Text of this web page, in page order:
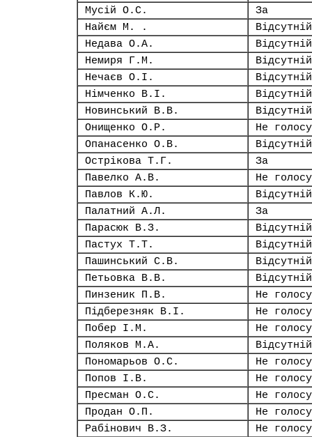
Мусій О.С.
За
Найєм М. .
Відсутній
Недава О.А.
Відсутній
Немиря Г.М.
Відсутній
Нечаєв О.І.
Відсутній
Німченко В.І.
Відсутній
Новинський В.В.
Відсутній
Онищенко О.Р.
Не
Опанасенко О.В.
Відсутній
Острікова Т.Г.
За
Павелко А.В.
Не
Павлов К.Ю.
Відсутній
Палатний А.Л.
За
Парасюк В.З.
Відсутній
Пастух Т.Т.
Відсутній
Пашинський С.В.
Відсутній
Петьовка В.В.
Відсутній
Пинзеник П.В.
Не
Підберезняк В.І.
Не
Побер І.М.
Не
Поляков М.А.
Відсутній
Пономарьов О.С.
Не
Попов І.В.
Не
Пресман О.С.
Не
Продан О.П.
Не
Рабінович В.З.
Не